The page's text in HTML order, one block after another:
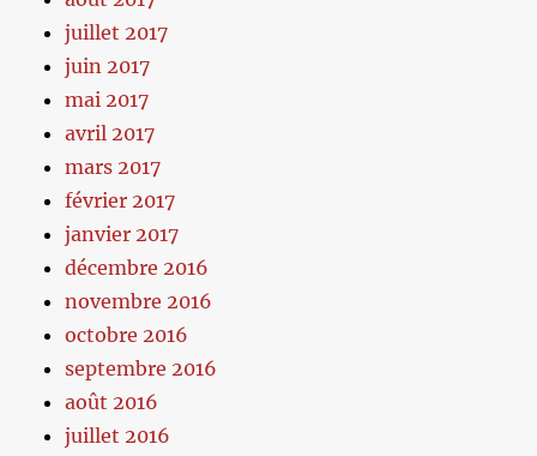
juillet 2017
juin 2017
mai 2017
avril 2017
mars 2017
février 2017
janvier 2017
décembre 2016
novembre 2016
octobre 2016
septembre 2016
août 2016
juillet 2016